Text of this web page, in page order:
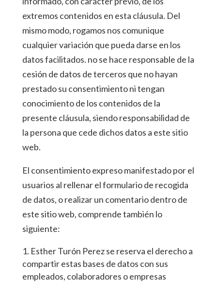
extremos contenidos en esta cláusula. Del
mismo modo, rogamos nos comunique
cualquier variación que pueda darse en los
datos facilitados. no se hace responsable de la
cesión de datos de terceros que no hayan
prestado su consentimiento ni tengan
conocimiento de los contenidos de la
presente cláusula, siendo responsabilidad de
la persona que cede dichos datos a este sitio
web.
El consentimiento expreso manifestado por el
usuarios al rellenar el formulario de recogida
de datos, o realizar un comentario dentro de
este sitio web, comprende también lo
siguiente:
Esther Turón Perez se reserva el derecho a
compartir estas bases de datos con sus
empleados, colaboradores o empresas